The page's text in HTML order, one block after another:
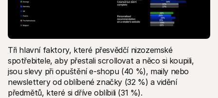
Tři hlavní faktory, které přesvědčí nizozemské
spotřebitele, aby přestali scrollovat a něco si koupili,
jsou slevy při opuštění e-shopu (40 %), maily nebo
newslettery od oblíbené značky (32 %) a vidění
předmětů, které si dříve oblíbili (31 %).